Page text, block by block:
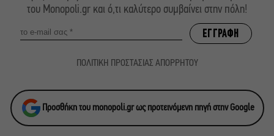
του Monopoli.gr και ό,τι καλύτερο συμβαίνει στην πόλη!
ΠΟΛΙΤΙΚΗ ΠΡΟΣΤΑΣΙΑΣ ΑΠΟΡΡΗΤΟΥ
Προσθήκη του monopoli.gr ως προτεινόμενη πηγή στην Google